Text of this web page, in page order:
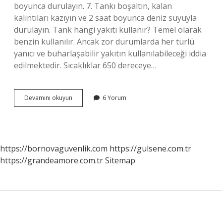
boyunca durulayın. 7. Tankı boşaltın, kalan
kalıntıları kazıyın ve 2 saat boyunca deniz suyuyla
durulayın. Tank hangi yakıtı kullanır? Temel olarak
benzin kullanılır. Ancak zor durumlarda her türlü
yanıcı ve buharlaşabilir yakıtın kullanılabileceği iddia
edilmektedir. Sıcaklıklar 650 dereceye…
Devamını okuyun
Oil
6 Yorum
https://bornovaguvenlik.com https://gulsene.com.tr
https://grandeamore.com.trSitemap